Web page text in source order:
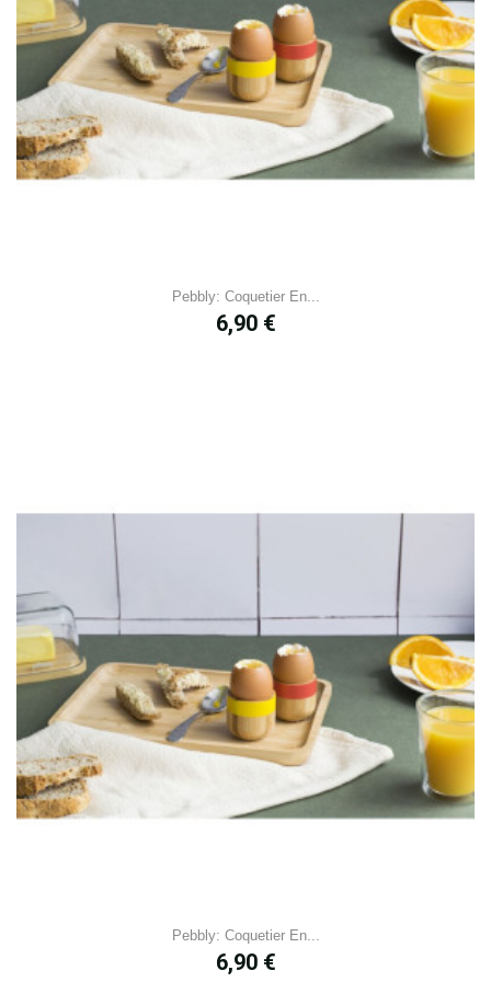
Pebbly: Coquetier En...
Prix
6,90 €
Pebbly: Coquetier En...
Prix
6,90 €